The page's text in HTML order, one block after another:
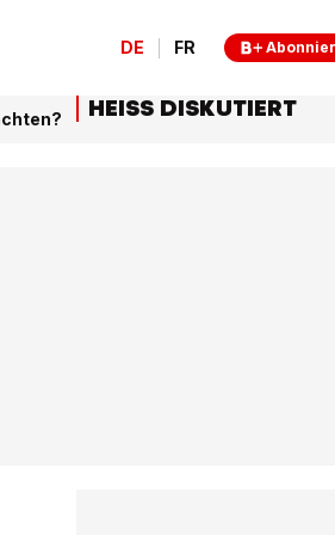
DE FR
HEISS DISKUTIERT